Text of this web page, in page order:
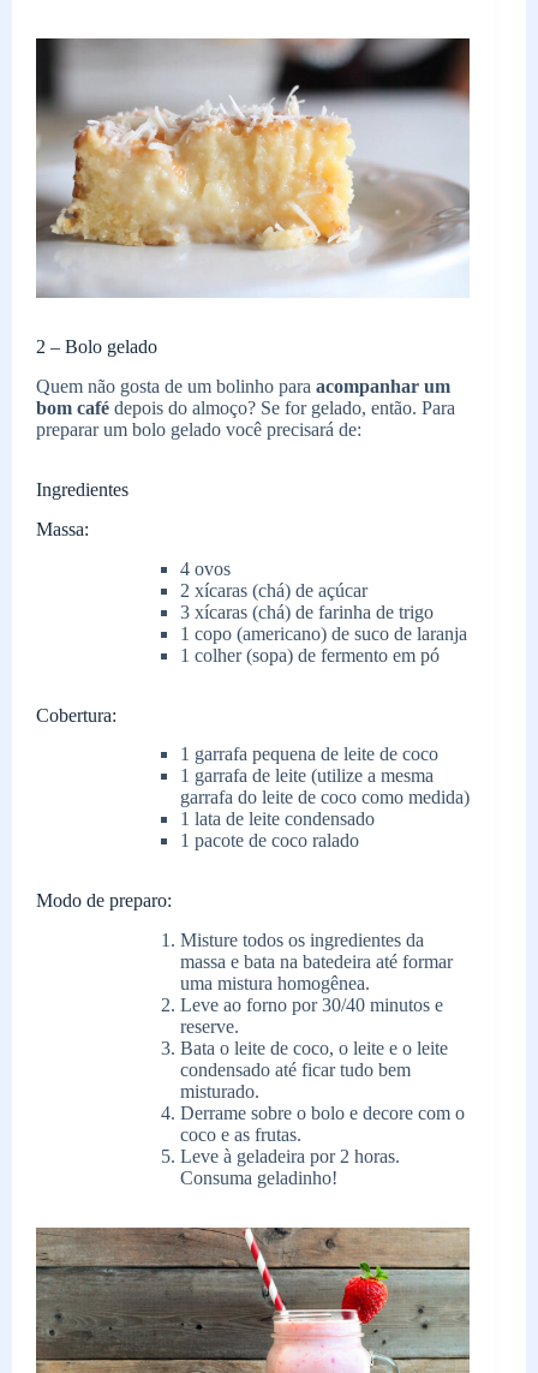
2 – Bolo gelado
Quem não gosta de um bolinho para acompanhar um
bom café depois do almoço? Se for gelado, então. Para
preparar um bolo gelado você precisará de:
Ingredientes
Massa:
4 ovos
2 xícaras (chá) de açúcar
3 xícaras (chá) de farinha de trigo
1 copo (americano) de suco de laranja
1 colher (sopa) de fermento em pó
Cobertura:
1 garrafa pequena de leite de coco
1 garrafa de leite (utilize a mesma
garrafa do leite de coco como medida)
1 lata de leite condensado
1 pacote de coco ralado
Modo de preparo:
Misture todos os ingredientes da
massa e bata na batedeira até formar
uma mistura homogênea.
Leve ao forno por 30/40 minutos e
reserve.
Bata o leite de coco, o leite e o leite
condensado até ficar tudo bem
misturado.
Derrame sobre o bolo e decore com o
coco e as frutas.
Leve à geladeira por 2 horas.
Consuma geladinho!